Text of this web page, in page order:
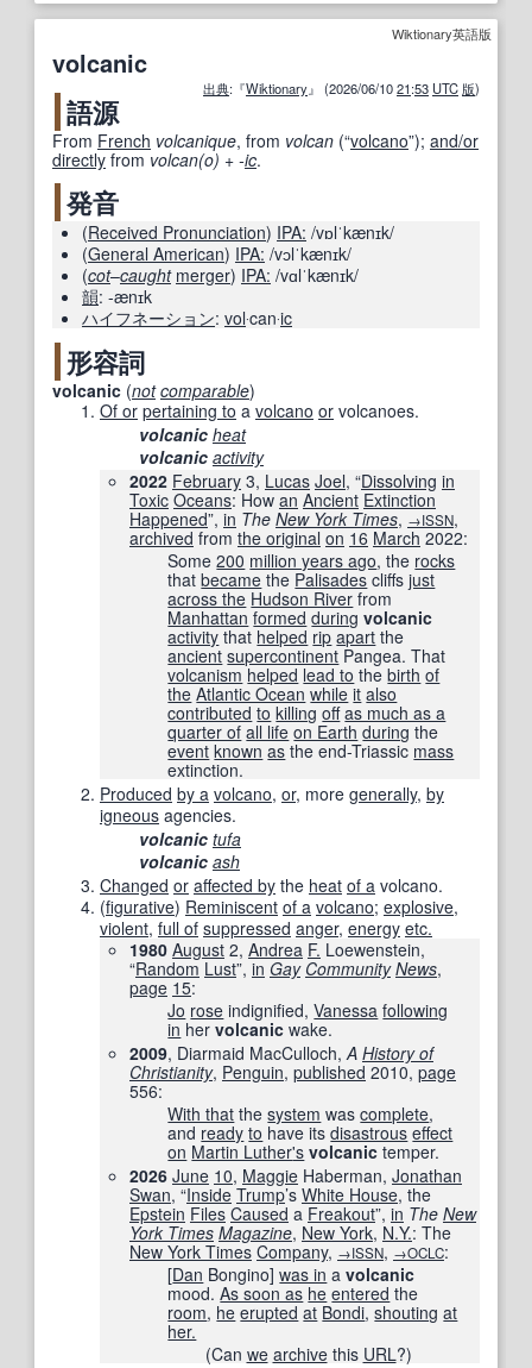
Wiktionary英語版
volcanic
出典:『Wiktionary』 (2026/06/1021:53 UTC 版)
語源
From French volcanique, from volcan (“volcano”); and/or
directly from volcan(o) +‎ -ic.
発音
(Received Pronunciation) IPA: /vɒlˈkænɪk/
(General American) IPA: /vɔlˈkænɪk/
(cot–caught merger) IPA: /vɑlˈkænɪk/
韻: -ænɪk
ハイフネーション: vol‧can‧ic
形容詞
volcanic (not comparable)
Of or pertaining to a volcano or volcanoes.
volcanic heat
volcanic activity
2022 February 3, Lucas Joel, “Dissolving in
Toxic Oceans: How an Ancient Extinction
Happened”, in The New York Times‎, →ISSN,
archived from the original on 16 March 2022:
Some200 million years ago, the rocks
thatbecame the Palisades cliffsjust
across the Hudson River from
Manhattan formed during volcanic
activity that helped rip apart the
ancient supercontinent Pangea. That
volcanism helped lead to thebirth of
the Atlantic Ocean while it also
contributed to killing off as much as a
quarter of all life on Earth during the
event known as the end-Triassic mass
extinction.
Produced by a volcano, or, more generally, by
igneous agencies.
volcanic tufa
volcanic ash
Changed or affected by the heat of a volcano.
(figurative) Reminiscent of a volcano; explosive,
violent, full of suppressed anger, energy etc.
1980 August 2, Andrea F. Loewenstein,
“Random Lust”, in Gay Community News,
page 15:
Jo rose indignified,Vanessa following
in hervolcanic wake.
2009, Diarmaid MacCulloch,A History of
Christianity, Penguin, published 2010, page
556:
With that thesystem wascomplete,
and ready to have itsdisastrous effect
on Martin Luther's volcanic temper.
2026 June 10, Maggie Haberman, Jonathan
Swan, “Inside Trump’s White House, the
Epstein Files Caused a Freakout”, in The New
York Times Magazine‎, New York, N.Y.: The
New York Times Company, →ISSN, →OCLC:
[Dan Bongino] was in avolcanic
mood.As soon as he entered the
room, he erupted at Bondi,shouting at
her.
(Can we archivethis URL?)